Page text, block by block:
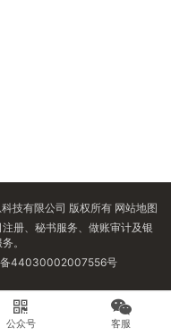
技有限公司 版权所有 网站地图
册、秘书服务、做账审计及银
。
备44030002007556号
公众号 客服